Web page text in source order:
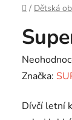
Domů
/ Dětská
Průměrné
hodnocení
je
Značka:
Dívčí letní